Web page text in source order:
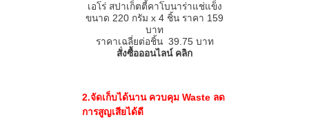
เอโร่ สปาเก็ตตี้คาโบนาร่าแช่แข็ง
ขนาด 220 กรัม x 4 ชิ้น ราคา 159
บาท
ราคาเฉลี่ยต่อชิ้น 39.75 บาท
สั่งซื้อออนไลน์ คลิก
2.จัดเก็บได้นาน ควบคุม Waste ลด
การสูญเสียได้ดี